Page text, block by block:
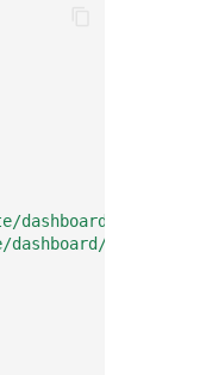
zh/
zh/